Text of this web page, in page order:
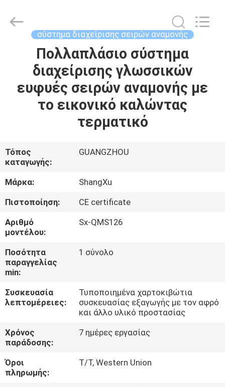
ΠΡΟΪΌΝΤΑ
ΓΎΡΟΣ
ΕΡΓΟΣΤΑΣΊΩΝ
ΠΟΙΟΤΙΚΌΣ
ΈΛΕΓΧΟΣ
ΜΑΣ
ΣΕ
ΜΕ
ΕΙΔΉΣΕΙΣ
Co.,Ltd.
σύστημα διαχείρισης σειρών αναμονής
Πολλαπλάσιο σύστημα
διαχείρισης γλωσσικών
ευφυές σειρών αναμονής με
το εικονικό καλώντας
τερματικό
Τόπος
καταγωγής:
GUANGZHOU
Μάρκα:
ShangXu
Πιστοποίηση:
CE certificate
Αριθμό
μοντέλου:
Sx-QMS126
Ποσότητα
παραγγελίας
min:
1 σύνολο
Συσκευασία
λεπτομέρειες:
Τυποποιημένα χαρτοκιβώτια
συσκευασίας εξαγωγής με τον αφρό
και άλλο υλικό προστασίας
Χρόνος
παράδοσης:
7 ημέρες εργασίας
Όροι
πληρωμής:
T/T, Western Union